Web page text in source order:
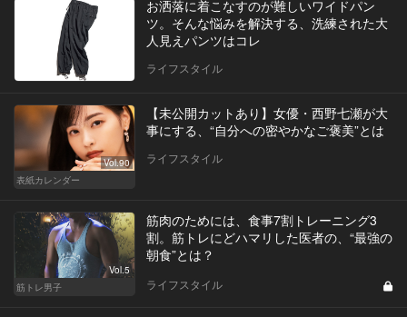
お洒落に着こなすのが難しいワイドパン
ツ。そんな悩みを解決する、洗練された大
人見えパンツはコレ
ライフスタイル
Vol.90
表紙カレンダー
【未公開カットあり】女優・西野七瀬が大
事にする、“自分への密やかなご褒美”とは
ライフスタイル
Vol.5
筋トレ男子
筋肉のためには、食事7割トレーニング3
割。筋トレにどハマリした医者の、“最強の
朝食”とは？
ライフスタイル